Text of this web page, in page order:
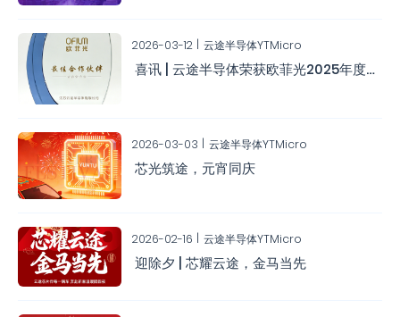
2026-03-12 云途半导体YTMicro
喜讯 | 云途半导体荣获欧菲光2025年度最佳合作伙伴
2026-03-03 云途半导体YTMicro
芯光筑途，元宵同庆
2026-02-16 云途半导体YTMicro
迎除夕 | 芯耀云途，金马当先